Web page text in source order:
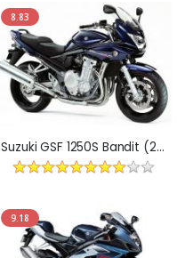
8.83
Suzuki GSF 1250S Bandit (2007-)
9.18